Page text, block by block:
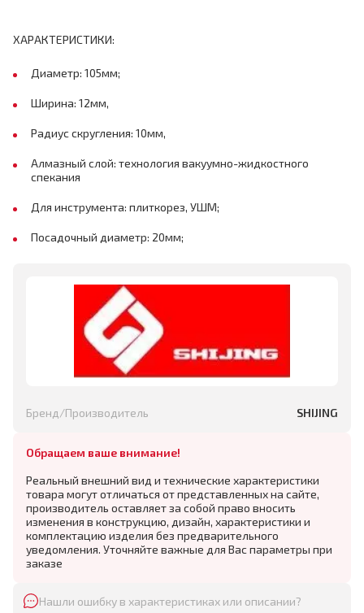
ХАРАКТЕРИСТИКИ:
Диаметр: 105мм;
Ширина: 12мм,
Радиус скругления: 10мм,
Алмазный слой: технология вакуумно-жидкостного
спекания
Для инструмента: плиткорез, УШМ;
Посадочный диаметр: 20мм;
Бренд/Производитель SHIJING
Обращаем ваше внимание!
Реальный внешний вид и технические характеристики
товара могут отличаться от представленных на сайте,
производитель оставляет за собой право вносить
изменения в конструкцию, дизайн, характеристики и
комплектацию изделия без предварительного
уведомления. Уточняйте важные для Вас параметры при
заказе
Нашли ошибку в характеристиках или описании?